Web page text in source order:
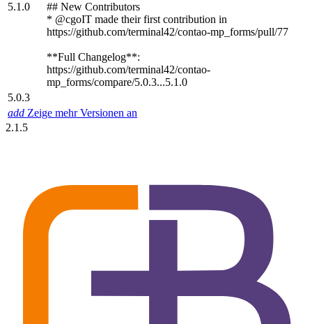
5.1.0
## New Contributors
* @cgoIT made their first contribution in
https://github.com/terminal42/contao-mp_forms/pull/77
**Full Changelog**:
https://github.com/terminal42/contao-
mp_forms/compare/5.0.3...5.1.0
5.0.3
add Zeige mehr Versionen an
2.1.5